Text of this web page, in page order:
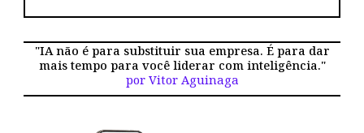
"IA não é para substituir sua empresa. É para dar
mais tempo para você liderar com inteligência."
por Vitor Aguinaga